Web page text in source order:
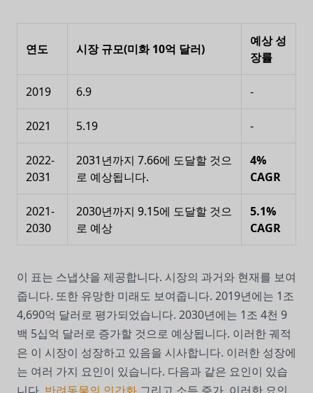
연도 시장 규모(미화 10억 달러)
예상 성
장률
2019 6.9 -
2021 5.19 -
2022-
2031
2031년까지 7.66에 도달할 것으
로 예상됩니다.
4%
CAGR
2021-
2030
2030년까지 9.15에 도달할 것으
로 예상
5.1%
CAGR
이 표는 스냅샷을 제공합니다. 시장의 과거와 현재를 보여
줍니다. 또한 유망한 미래도 보여줍니다. 2019년에는 1조
4,690억 달러로 평가되었습니다. 2030년에는 1조 4천 9
백 5십억 달러로 증가할 것으로 예상됩니다. 이러한 궤적
은 이 시장이 성장하고 있음을 시사합니다. 이러한 성장에
는 여러 가지 요인이 있습니다. 다음과 같은 요인이 있습